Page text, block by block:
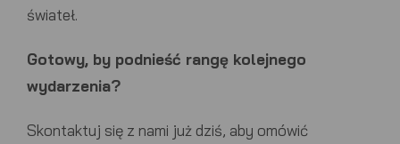
świateł.
Gotowy, by podnieść rangę kolejnego
wydarzenia?
Skontaktuj się z nami już dziś, aby omówić